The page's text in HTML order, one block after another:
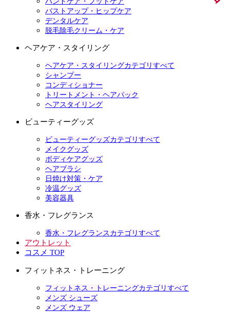
バストアップ・ヒップケア
デンタルケア
脱毛除毛クリーム・ケア
ヘアケア・スタイリング
ヘアケア・スタイリングカテゴリすべて
シャンプー
コンディショナー
トリートメント・ヘアパック
ヘアスタイリング
ビューティーグッズ
ビューティーグッズカテゴリすべて
メイクグッズ
ボディケアグッズ
ヘアブラシ
日焼け対策・ケア
冷温グッズ
美容器具
香水・フレグランス
香水・フレグランスカテゴリすべて
アウトレット
コスメ TOP
フィットネス・トレーニング
フィットネス・トレーニングカテゴリすべて
メンズ シューズ
メンズ ウェア